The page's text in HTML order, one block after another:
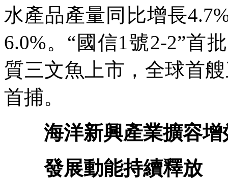
水產品產量同比增長
6.0%。“國信1號2-2”首
質三文魚上市，全球首
首捕。
海洋新興產業擴容增
發展動能持續釋放